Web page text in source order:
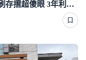
440萬退休金丟定存最安心？ 阿北一刷存摺超傻眼 3年利息僅1千多